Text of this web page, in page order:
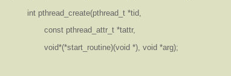
int pthread_create(pthread_t *tid,
const pthread_attr_t *tattr,
void*(*start_routine)(void *), void *arg);